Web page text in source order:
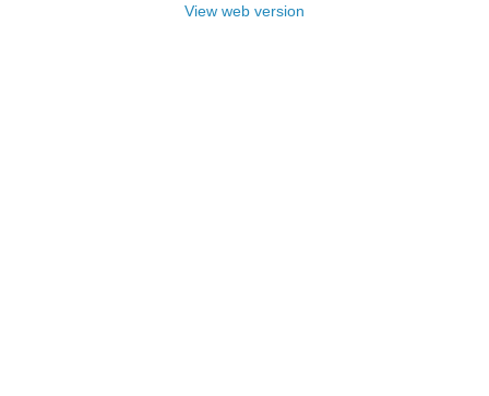
View web version